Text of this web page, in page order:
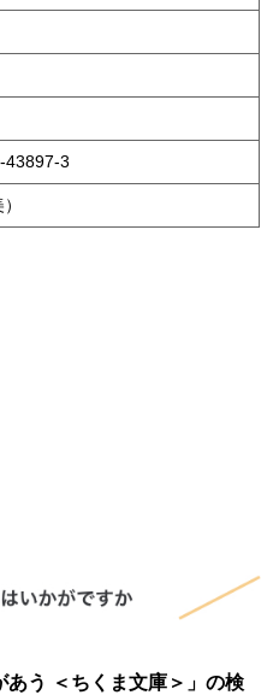
43897-3
う ＜ちくま文庫＞」の検